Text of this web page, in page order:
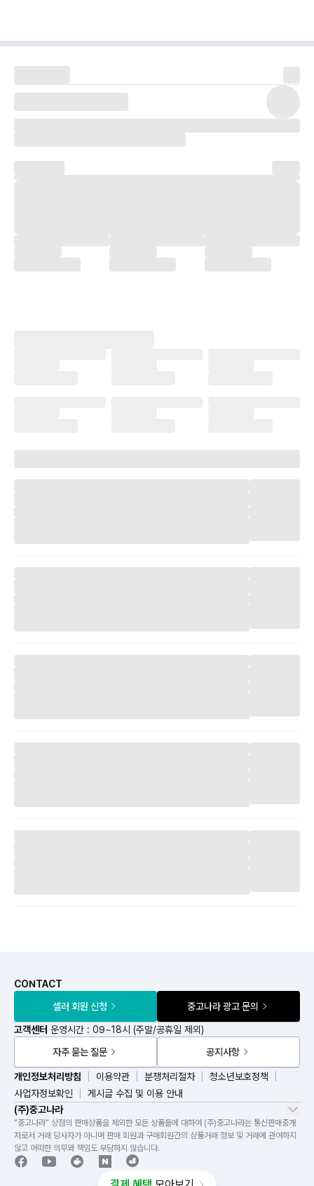
CONTACT
셀러 회원 신청
중고나라 광고 문의
고객센터 운영시간 : 09~18시 (주말/공휴일 제외)
자주 묻는 질문
공지사항
(주)중고나라
개인정보처리방침 이용약관 분쟁처리절차
청소년보호정책
사업자정보확인
게시글 수집 및 이용 안내
"중고나라" 상점의 판매상품을 제외한 모든 상품들에 대하여 (주)중고나라는 통신판매중개
자로서 거래 당사자가 아니며 판매 회원과 구매회원간의 상품거래 정보 및 거래에 관여하지
않고 어떠한 의무와 책임도 부담하지 않습니다.